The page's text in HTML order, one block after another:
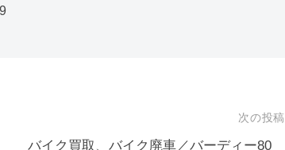
次の投稿
バイク買取、バイク廃車／バーディー80